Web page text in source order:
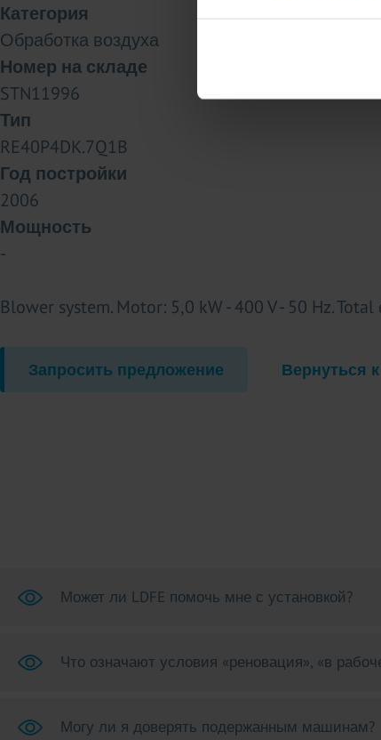
Категория
Обработка воздуха
Номер на складе
STN11996
Тип
RE40P4DK.7Q1B
Год постройки
2006
Мощность
-
Blower system. Motor: 5,0 kW - 400 V - 50 Hz.
Запросить предложение Вернуться
Может ли LDFE помочь мне с установкой?
Что означают условия «реновация», «в
Могу ли я доверять подержанным машинам?